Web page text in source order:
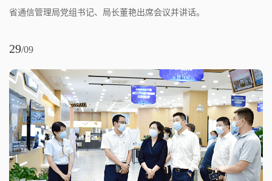
省通信管理局党组书记、局长董艳出席会议并讲话。
29/09